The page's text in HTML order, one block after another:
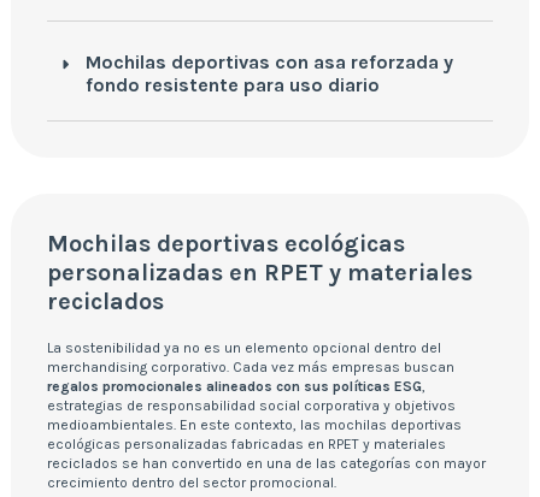
Mochilas deportivas con asa reforzada y
fondo resistente para uso diario
Mochilas deportivas ecológicas
personalizadas en RPET y materiales
reciclados
La sostenibilidad ya no es un elemento opcional dentro del
merchandising corporativo. Cada vez más empresas buscan
regalos promocionales alineados con sus políticas ESG
estrategias de responsabilidad social corporativa y objetivos
medioambientales. En este contexto, las mochilas deportivas
ecológicas personalizadas fabricadas en RPET y materiales
reciclados se han convertido en una de las categorías con mayor
crecimiento dentro del sector promocional.